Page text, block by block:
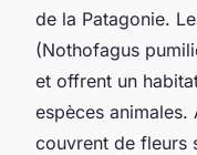
de la Patagonie.
(Nothofagus
et offrent un
espèces
couvrent de fleurs